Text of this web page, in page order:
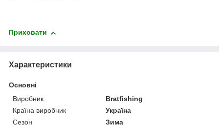
Приховати
Характеристики
Основні
Виробник
Bratfishing
Країна виробник
Україна
Сезон
Зима